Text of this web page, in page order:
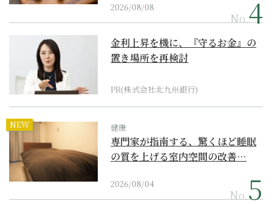
2026/08/08
No.
金利上昇を機に、『守るお金』の
置き場所を再検討
PR(株式会社北九州銀行)
NEW 健康
専門家が指南する、驚くほど睡眠
の質を上げる室内空間の改善…
2026/08/04
No.